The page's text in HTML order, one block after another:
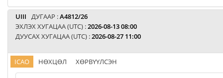
UIII ДУГААР :A4812/26
ЭХЛЭХ ХУГАЦАА (UTC) :2026-08-13 08:00
ДУУСАХ ХУГАЦАА (UTC) :2026-08-27 11:00
ICAO НӨХЦӨЛ ХӨРВҮҮЛСЭН